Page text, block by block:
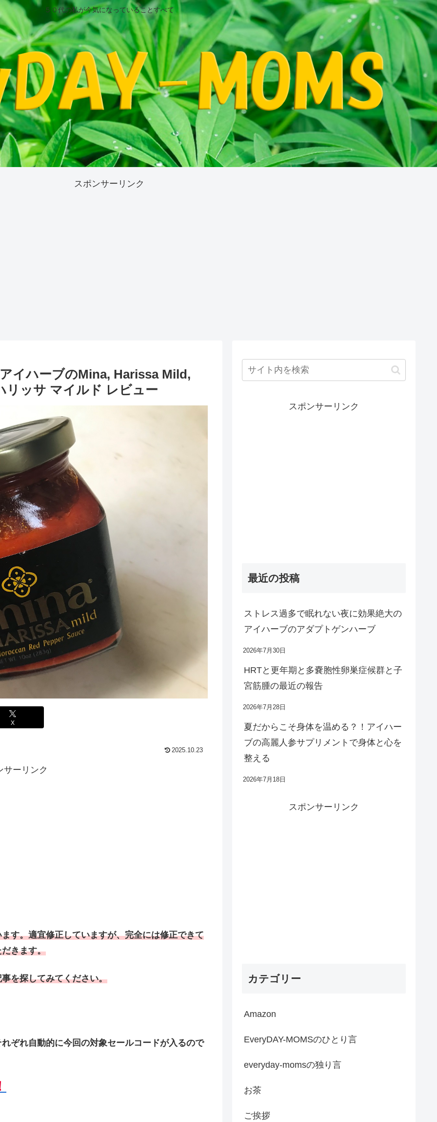
５０代の私が今気になっていることすべて
スポンサーリンク
イハーブのMina, Harissa Mild,
ッサ マイルド レビュー
X
2025.10.23
サーリンク
す。適宜修正していますが、完全には修正できて
きます。
を探してみてください。
ぞれ自動的に今回の対象セールコードが入るので
スポンサーリンク
最近の投稿
ストレス過多で眠れない夜に効果絶大の
アイハーブのアダプトゲンハーブ
2026年7月30日
HRTと更年期と多嚢胞性卵巣症候群と子
宮筋腫の最近の報告
2026年7月28日
夏だからこそ身体を温める？！アイハー
ブの高麗人参サプリメントで身体と心を
整える
2026年7月18日
スポンサーリンク
カテゴリー
Amazon
EveryDAY-MOMSのひとり言
everyday-momsの独り言
お茶
ご挨拶